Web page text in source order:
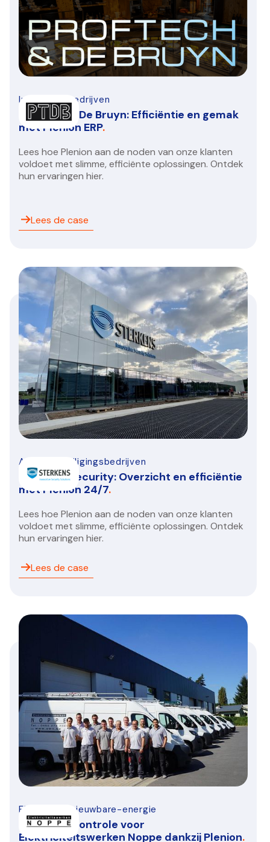
Infra-bouwbedrijven
Proftech & De Bruyn: Efficiëntie en gemak
met Plenion ERP.
Lees hoe Plenion aan de noden van onze klanten
voldoet met slimme, efficiënte oplossingen. Ontdek
hun ervaringen hier.
Lees de case
Alarm-beveiligingsbedrijven
Sterkens Security: Overzicht en efficiëntie
met Plenion 24/7.
Lees hoe Plenion aan de noden van onze klanten
voldoet met slimme, efficiënte oplossingen. Ontdek
hun ervaringen hier.
Lees de case
Elektro-hernieuwbare-energie
Inzicht en controle voor
Elektriciteitswerken Noppe dankzij Plenion.